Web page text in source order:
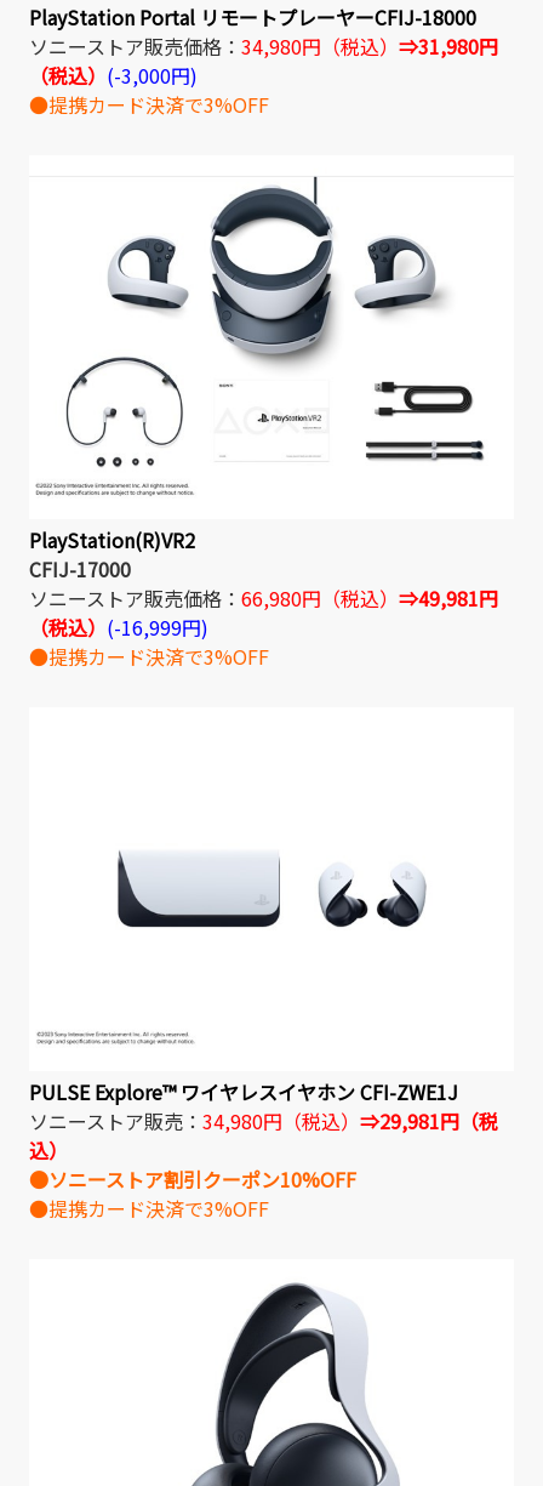
PlayStation Portal リモートプレーヤーCFIJ-18000
ソニーストア販売価格： 34,980円（税込） ⇒31,980円
（税込） (-3,000円)
●提携カード決済で3%OFF
PlayStation(R)VR2
CFIJ-17000
ソニーストア販売価格： 66,980円（税込） ⇒49,981円
（税込） (-16,999円)
●提携カード決済で3%OFF
PULSE Explore™ ワイヤレスイヤホン CFI-ZWE1J
ソニーストア販売： 34,980円（税込） ⇒29,981円（税
込）
●ソニーストア割引クーポン10%OFF
●提携カード決済で3%OFF